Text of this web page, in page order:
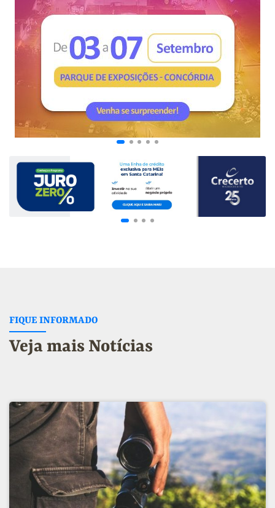
FIQUE INFORMADO
Veja mais Notícias